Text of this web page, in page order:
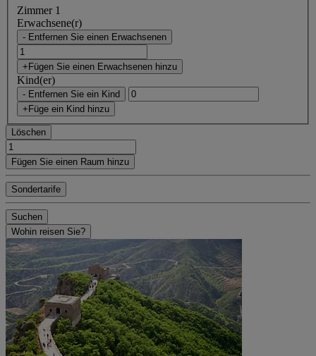
Zimmer 1
Erwachsene(r)
- Entfernen Sie einen Erwachsenen
+Fügen Sie einen Erwachsenen hinzu
Kind(er)
- Entfernen Sie ein Kind
+Füge ein Kind hinzu
Löschen
Fügen Sie einen Raum hinzu
Sondertarife
Suchen
Wohin reisen Sie?